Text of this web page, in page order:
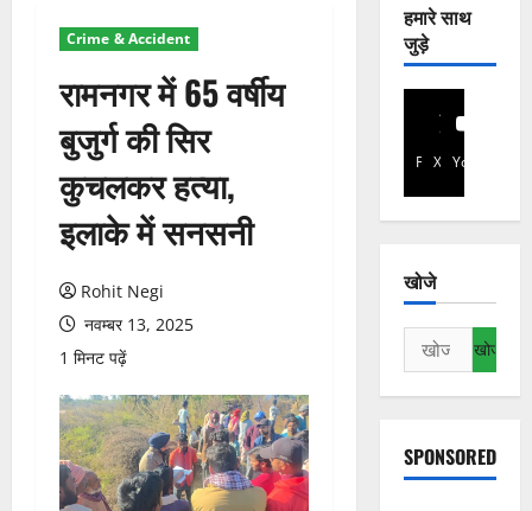
Crime & Accident
रामनगर में 65 वर्षीय
बुजुर्ग की सिर
कुचलकर हत्या,
इलाके में सनसनी
Rohit Negi
नवम्बर 13, 2025
1 मिनट पढ़ें
हमारे साथ
जुड़े
Facebook
X YouTube
खोजे
निम्न
को
खोजें:
SPONSORED